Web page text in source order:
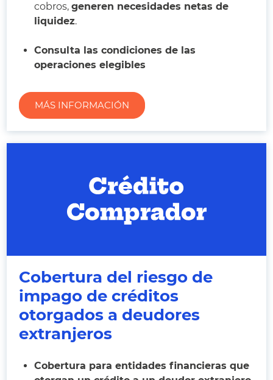
cobros, generen necesidades netas de
liquidez.
Consulta las condiciones de las
operaciones elegibles
MÁS INFORMACIÓN
Cobertura del riesgo de
impago de créditos
otorgados a deudores
extranjeros
Cobertura para entidades financieras que